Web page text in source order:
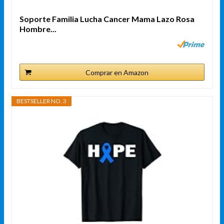
Soporte Familia Lucha Cancer Mama Lazo Rosa
Hombre...
Comprar en Amazon
BESTSELLER NO. 3